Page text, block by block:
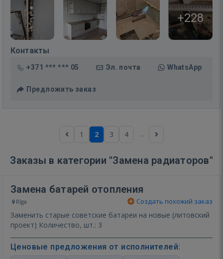
+228
Контакты
+371 *** *** 05 Эл. почта WhatsApp
Предложить заказ
1 2 3 4 ...
Заказы в категории "Замена радиаторов"
Замена батарей отопления
Rīga Создать похожий заказ
Заменить старые советские батареи на новые (литовский
проект) Количество, шт.: 3
Ценовые предложения от исполнителей: